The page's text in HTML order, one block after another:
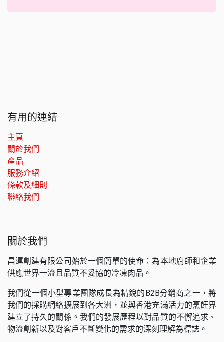
有用的連結
主頁
關於我們
產品
服務介紹
條款及細則
聯絡我們
關於我們
昌運創建有限公司始於一個簡單的使命：為本地廚師和企業
供應世界一流且品質不妥協的冷凍肉品。
我們從一個小型專業團隊成長為精銳的B2B分銷商之一，將
我們的採購網絡擴展到各大洲，並與香港充滿活力的烹飪界
建立了持久的關係。我們的發展歷程以對品質的不懈追求、
物流創新以及對客戶不斷變化的需求的深刻理解為標誌。